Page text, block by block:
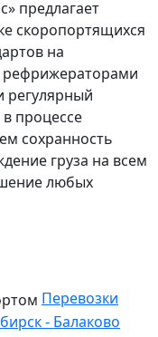
предлагает
скоропортящихся
на
рефрижераторами
регулярный
процессе
сохранность
груза на всем
любых
Перевозки
- Балаково